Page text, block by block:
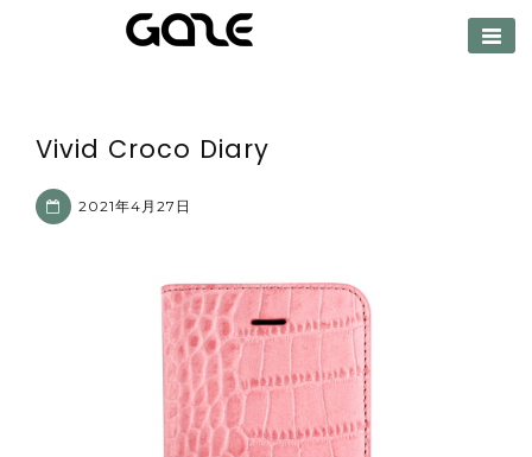
【公式サイト】
Vivid Croco Diary
2021年4月27日